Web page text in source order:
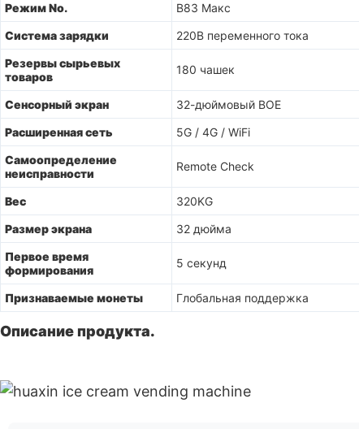
Режим No. B83 Макс
Система зарядки
220В переменного тока
Резервы сырьевых
товаров
180 чашек
Сенсорный экран 32-дюймовый BOE
Расширенная сеть
5G / 4G / WiFi
Самоопределение
неисправности
Remote Check
Вес 320KG
Размер экрана
32 дюйма
Первое время
формирования
5 секунд
Признаваемые монеты Глобальная поддержка
Описание продукта.